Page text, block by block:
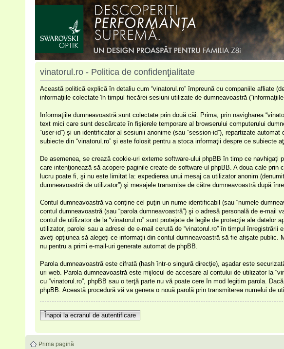
vinatorul.ro - Politica de confidenţialitate
Această politică explică în detaliu cum “vinatorul.ro” împreună cu companiile afliate
informaţiile colectate în timpul fiecărei sesiuni utilizate de dumneavoastră
Informaţiile dumneavoastră sunt colectate prin două căi. Prima, prin navigharea
text mici care sunt descărcate în fişierele temporare al browserului computerului
“user-id”) şi un identificator al sesiunii anonime (sau “session-id”), repartizate
subiecte din “vinatorul.ro” şi este folosit pentru a stoca informaţii despre ce subiecte
De asemenea, se crează cookie-uri externe software-ului phpBB în timp ce
care intenţionează să acopere paginile create de software-ul phpBB. A doua cale
lucru poate fi, şi nu este limitat la: expedierea unui mesaj ca utilizator anonim
dumneavoastră de utilizator”) şi mesajele transmise de către dumneavoastră după
Contul dumneavoastră va conţine cel puţin un nume identificabil (sau “numele
contul dumneavoastră (sau “parola dumneavoastră”) şi o adresă personală de e-mail
contul de utilizator de la “vinatorul.ro” sunt protejate de legile de protecţie ale
utilizator, parolei sau a adresei de e-mail cerută de “vinatorul.ro” în timpul
aveţi opţiunea să alegeţi ce informaţii din contul dumneavoastră să fie afişate
nu pentru a primi e-mail-uri generate automat de phpBB.
Parola dumneavoastră este cifrată (hash într-o singură direcţie), aşadar este
uri web. Parola dumneavoastră este mijlocul de accesare al contului de utilizator la
cu “vinatorul.ro”, phpBB sau o terţă parte nu vă poate cere în mod legitim parola.
phpBB. Această procedură vă va genera o nouă parolă prin transmiterea numelui de
Înapoi la ecranul de autentificare
Prima pagină